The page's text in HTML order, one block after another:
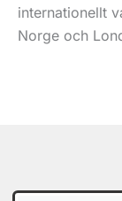
internationellt
Norge och